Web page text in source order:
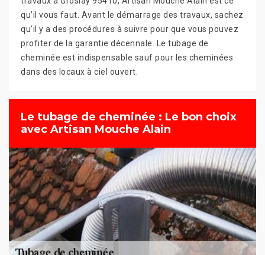
qu’il vous faut. Avant le démarrage des travaux, sachez
qu’il y a des procédures à suivre pour que vous pouvez
profiter de la garantie décennale. Le tubage de
cheminée est indispensable sauf pour les cheminées
dans des locaux à ciel ouvert.
Le tubage de cheminée : Le bon choix
avec Artisan Mouche Alain